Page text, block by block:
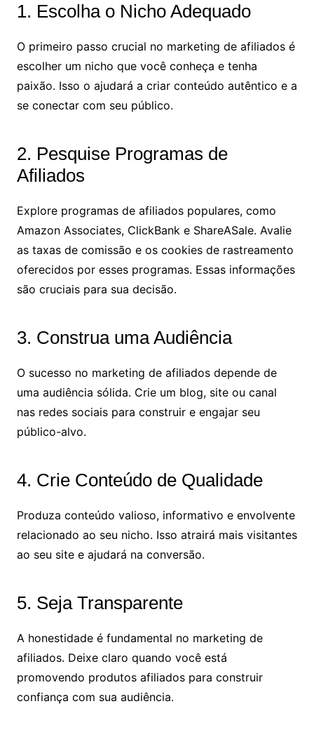
1. Escolha o Nicho Adequado
O primeiro passo crucial no marketing de afiliados é
escolher um nicho que você conheça e tenha
paixão. Isso o ajudará a criar conteúdo autêntico e a
se conectar com seu público.
2. Pesquise Programas de
Afiliados
Explore programas de afiliados populares, como
Amazon Associates, ClickBank e ShareASale. Avalie
as taxas de comissão e os cookies de rastreamento
oferecidos por esses programas. Essas informações
são cruciais para sua decisão.
3. Construa uma Audiência
O sucesso no marketing de afiliados depende de
uma audiência sólida. Crie um blog, site ou canal
nas redes sociais para construir e engajar seu
público-alvo.
4. Crie Conteúdo de Qualidade
Produza conteúdo valioso, informativo e envolvente
relacionado ao seu nicho. Isso atrairá mais visitantes
ao seu site e ajudará na conversão.
5. Seja Transparente
A honestidade é fundamental no marketing de
afiliados. Deixe claro quando você está
promovendo produtos afiliados para construir
confiança com sua audiência.